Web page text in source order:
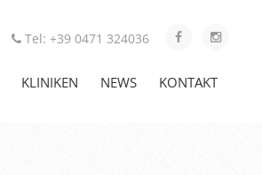
Tel: +39 0471 324036
KLINIKEN NEWS KONTAKT